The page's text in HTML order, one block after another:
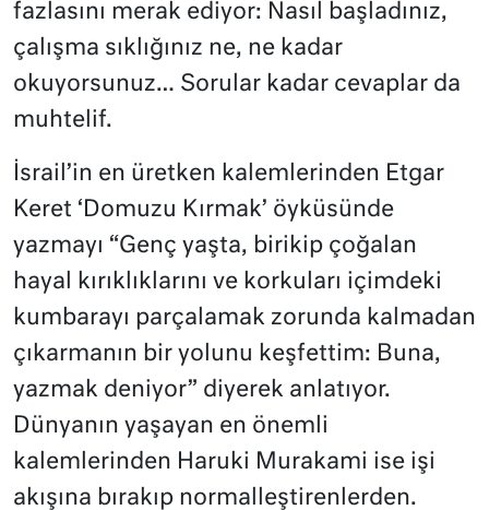
fazlasını merak ediyor: Nasıl başladınız,
çalışma sıklığınız ne, ne kadar
okuyorsunuz… Sorular kadar cevaplar da
muhtelif.
İsrail’in en üretken kalemlerinden Etgar
Keret ‘Domuzu Kırmak’ öyküsünde
yazmayı “Genç yaşta, birikip çoğalan
hayal kırıklıklarını ve korkuları içimdeki
kumbarayı parçalamak zorunda kalmadan
çıkarmanın bir yolunu keşfettim: Buna,
yazmak deniyor” diyerek anlatıyor.
Dünyanın yaşayan en önemli
kalemlerinden Haruki Murakami ise işi
akışına bırakıp normalleştirenlerden.